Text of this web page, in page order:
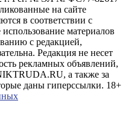
на сайте
в соответствии с
материалов
с редакцией,
Редакция не несет
рекламных объявлений,
а также за
даны гиперссылки. 18+